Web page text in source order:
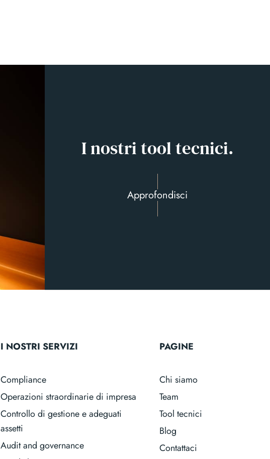
I nostri tool tecnici.
Approfondisci
I NOSTRI SERVIZI
Compliance
Operazioni straordinarie di impresa
Controllo di gestione e adeguati
assetti
Audit and governance
PAGINE
Chi siamo
Team
Tool tecnici
Blog
Contattaci